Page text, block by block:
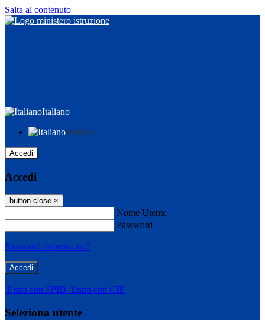
Salta al contenuto
Italiano
Italiano
Accedi
Accedi
button close ×
Nome Utente
Password
Password dimenticata?
-
Entra con SPID Entra con CIE
Seleziona utente